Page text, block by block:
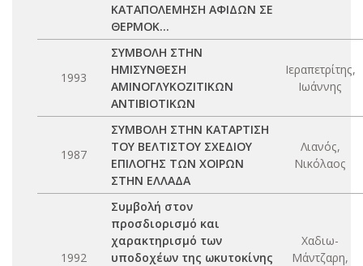
ΚΑΤΑΠΟΛΕΜΗΣΗ ΑΦΙΔΩΝ ΣΕ
ΘΕΡΜΟΚ...
1993
ΣΥΜΒΟΛΗ ΣΤΗΝ
ΗΜΙΣΥΝΘΕΣΗ
ΑΜΙΝΟΓΛΥΚΟΖΙΤΙΚΩΝ
ΑΝΤΙΒΙΟΤΙΚΩΝ
Ιεραπετρίτης,
Ιωάννης
1987
ΣΥΜΒΟΛΗ ΣΤΗΝ ΚΑΤΑΡΤΙΣΗ
ΤΟΥ ΒΕΛΤΙΣΤΟΥ ΣΧΕΔΙΟΥ
ΕΠΙΛΟΓΗΣ ΤΩΝ ΧΟΙΡΩΝ
ΣΤΗΝ ΕΛΛΑΔΑ
Λιανός,
Νικόλαος
1992
Συμβολή στον
προσδιορισμό και
χαρακτηρισμό των
υποδοχέων της ωκυτοκίνης
Χαδιω-
Μάντζαρη,